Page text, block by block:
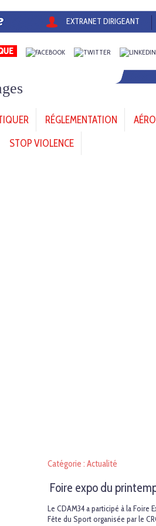
EXTRANET DIRIGEANT
RÉGLEMENTATION
STOP VIOLENCE
Catégorie : Actualité
Foire expo du
Le CDAM34 a participé à la Foire
Fête du Sport organisée par le